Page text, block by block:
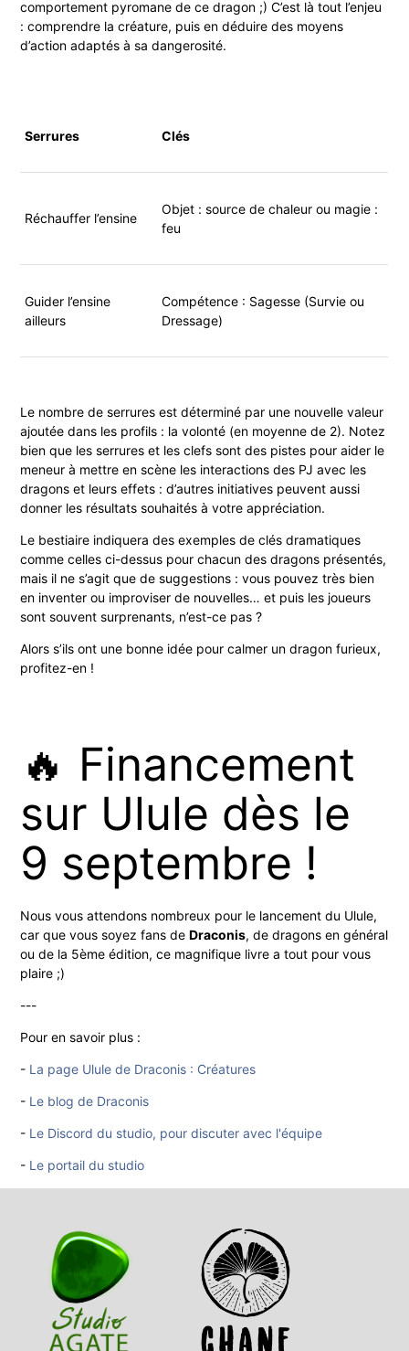
comportement pyromane de ce dragon ;) C’est là tout l’enjeu
: comprendre la créature, puis en déduire des moyens
d’action adaptés à sa dangerosité.
Serrures Clés
Réchauffer l’ensine
Objet : source de chaleur ou magie :
feu
Guider l’ensine
ailleurs
Compétence : Sagesse (Survie ou
Dressage)
Le nombre de serrures est déterminé par une nouvelle valeur
ajoutée dans les profils : la volonté (en moyenne de 2). Notez
bien que les serrures et les clefs sont des pistes pour aider le
meneur à mettre en scène les interactions des PJ avec les
dragons et leurs effets : d’autres initiatives peuvent aussi
donner les résultats souhaités à votre appréciation.
Le bestiaire indiquera des exemples de clés dramatiques
comme celles ci-dessus pour chacun des dragons présentés,
mais il ne s’agit que de suggestions : vous pouvez très bien
en inventer ou improviser de nouvelles… et puis les joueurs
sont souvent surprenants, n’est-ce pas ?
Alors s’ils ont une bonne idée pour calmer un dragon furieux,
profitez-en !
🔥 Financement
sur Ulule dès le
9 septembre !
Nous vous attendons nombreux pour le lancement du Ulule,
car que vous soyez fans deDraconis, de dragons en général
ou de la 5ème édition, ce magnifique livre a tout pour vous
plaire ;)
---
Pour en savoir plus :
- La page Ulule de Draconis : Créatures
- Le blog de Draconis
- Le Discord du studio, pour discuter avec l'équipe
- Le portail du studio